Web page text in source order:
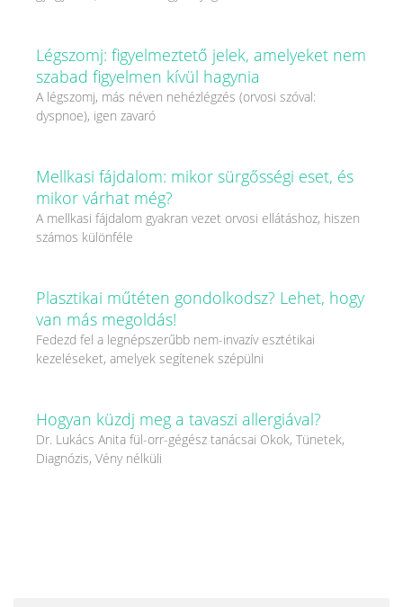
Légszomj: figyelmeztető jelek, amelyeket nem
szabad figyelmen kívül hagynia
A légszomj, más néven nehézlégzés (orvosi szóval:
dyspnoe), igen zavaró
Mellkasi fájdalom: mikor sürgősségi eset, és
mikor várhat még?
A mellkasi fájdalom gyakran vezet orvosi ellátáshoz, hiszen
számos különféle
Plasztikai műtéten gondolkodsz? Lehet, hogy
van más megoldás!
Fedezd fel a legnépszerűbb nem-invazív esztétikai
kezeléseket, amelyek segítenek szépülni
Hogyan küzdj meg a tavaszi allergiával?
Dr. Lukács Anita fül-orr-gégész tanácsai Okok, Tünetek,
Diagnózis, Vény nélküli